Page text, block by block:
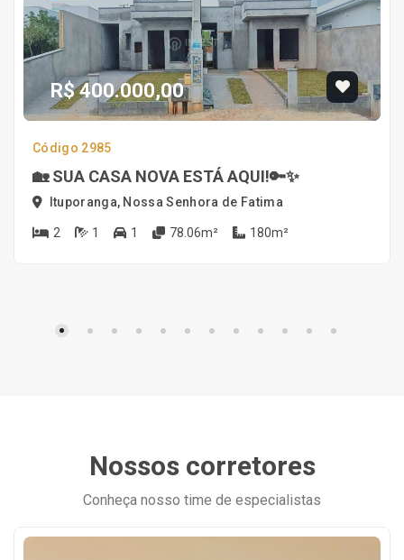
R$ 400.000,00
Código 2985
🏡 SUA CASA NOVA ESTÁ AQUI!🔑✨
Ituporanga, Nossa Senhora de Fatima
2 1 1 78.06m² 180m²
Nossos corretores
Conheça nosso time de especialistas